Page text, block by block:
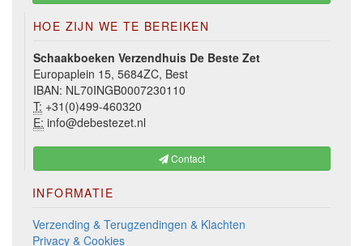
HOE ZIJN WE TE BEREIKEN
Schaakboeken Verzendhuis De Beste Zet
Europaplein 15, 5684ZC, Best
IBAN: NL70INGB0007230110
T: +31(0)499-460320
E: info@debestezet.nl
Contact
INFORMATIE
Verzending & Terugzendingen & Klachten
Privacy & Cookies